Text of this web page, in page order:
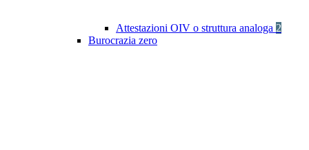
Attestazioni OIV o struttura analoga 2
Burocrazia zero